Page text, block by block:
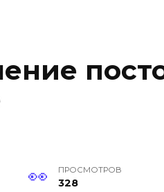
ПРОСМОТРОВ
328